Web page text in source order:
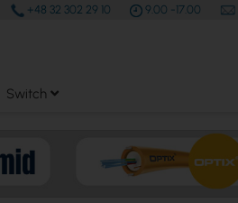
+48 32 302 29 10 9.00 -17.00
Switch